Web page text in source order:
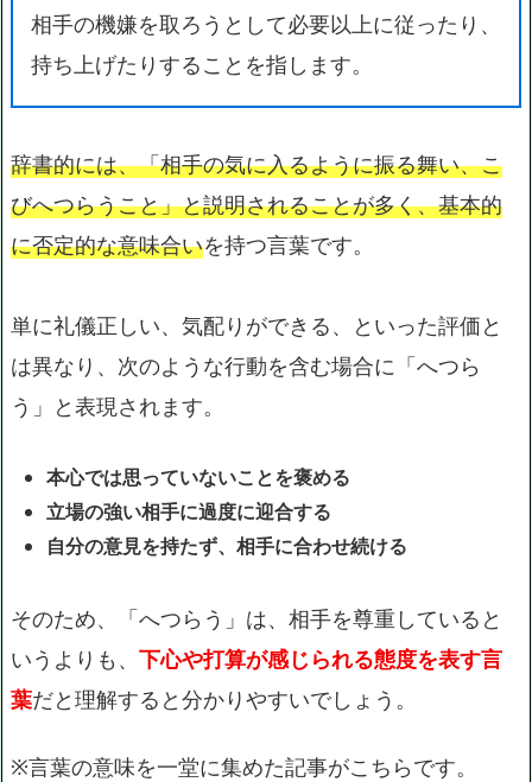
相手の機嫌を取ろうとして必要以上に従ったり、
持ち上げたりすることを指します。
辞書的には、「相手の気に入るように振る舞い、こ
びへつらうこと」と説明されることが多く、基本的
に否定的な意味合いを持つ言葉です。
単に礼儀正しい、気配りができる、といった評価と
は異なり、次のような行動を含む場合に「へつら
う」と表現されます。
本心では思っていないことを褒める
立場の強い相手に過度に迎合する
自分の意見を持たず、相手に合わせ続ける
そのため、「へつらう」は、相手を尊重していると
いうよりも、 下心や打算が感じられる態度を表す言
葉だと理解すると分かりやすいでしょう。
※言葉の意味を一堂に集めた記事がこちらです。